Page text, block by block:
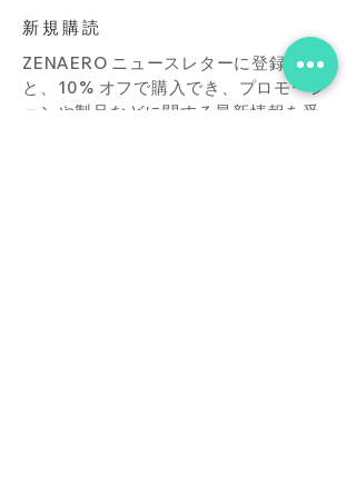
新規購読
ZENAERO ニュースレターに登録する
と、10% オフで購入でき、プロモーシ
ョンや製品などに関する最新情報を受